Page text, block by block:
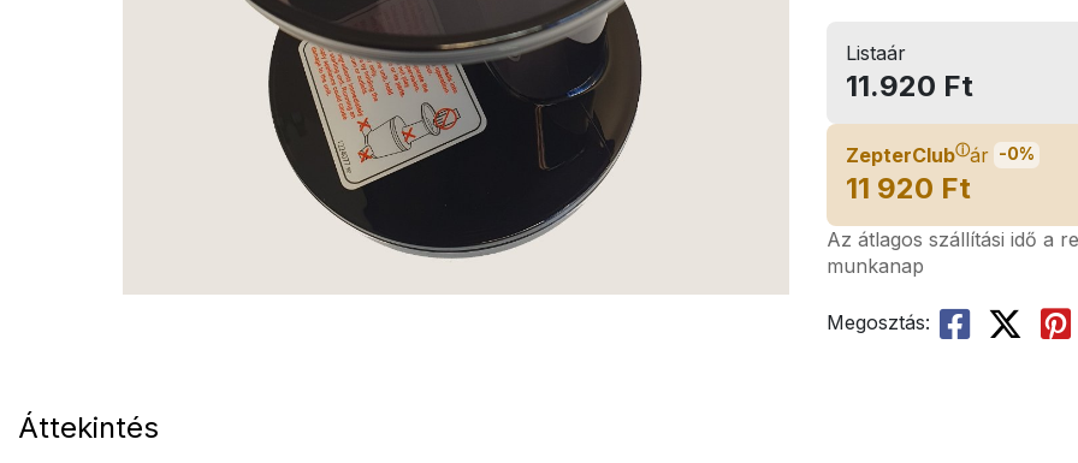
Listaár
11.920 Ft
ZepterClubⓘár -0%
11 920 Ft
Az átlagos szállítási idő a
munkanap
Megosztás:
Áttekintés